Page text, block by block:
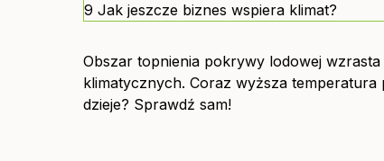
9 Jak jeszcze biznes wspiera klimat?
Obszar topnienia pokrywy lodowej
klimatycznych. Coraz wyższa
dzieje? Sprawdź sam!